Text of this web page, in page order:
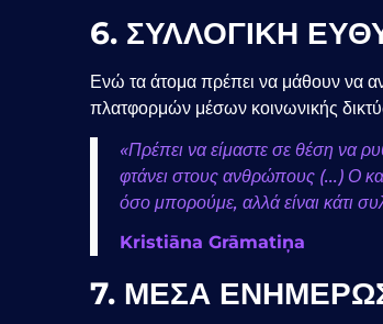
6. ΣΥΛΛΟΓΙΚΗ
Ενώ τα άτομα πρέπει να μάθουν να
πλατφορμών μέσων κοινωνικής
«Πρέπει να είμαστε σε θέση να
φτάνει στους ανθρώπους (...) Ο
όσο μπορούμε, αλλά είναι κάτι
Kristiāna Grāmatiņa
7. ΜΕΣΑ